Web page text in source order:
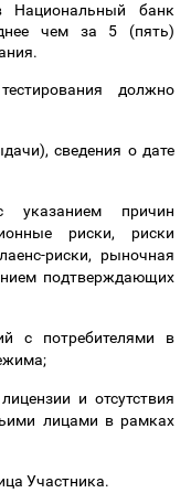
Национальный банк
чем за 5 (пять)
должно
сведения о дате
указанием причин
риски, риски
риски, рыночная
подтверждающих
с потребителями в
и отсутствия
лицами в рамках
Участника.